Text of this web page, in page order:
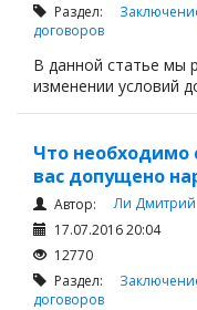
Раздел:
договоров
В данной статье мы
изменении условий
Что необходимо
вас допущено
Автор:
Ли Дмитрий
17.07.2016 20:04
12770
Раздел:
договоров